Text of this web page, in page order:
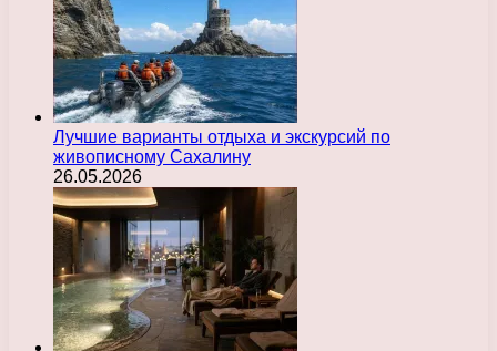
Лучшие варианты отдыха и экскурсий по
живописному Сахалину
26.05.2026